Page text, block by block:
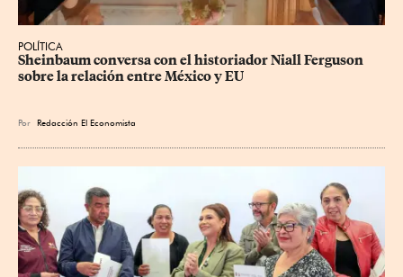
POLÍTICA
Sheinbaum conversa con el historiador Niall Ferguson
sobre la relación entre México y EU
Por Redacción El Economista